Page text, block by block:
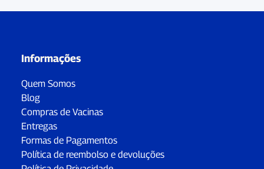
Informações
Quem Somos
Blog
Compras de Vacinas
Entregas
Formas de Pagamentos
Política de reembolso e devoluções